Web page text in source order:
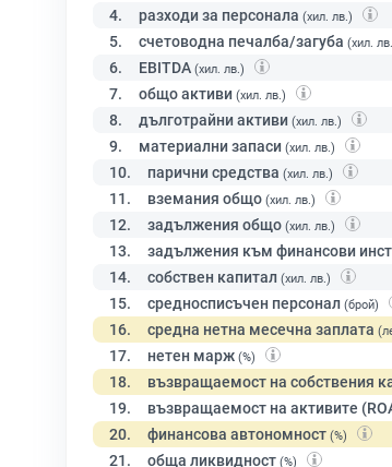
4. разходи за персонала (хил. лв.)
5. счетоводна печалба/загуба (хил.
6. EBITDA (хил. лв.)
7. общо активи (хил. лв.)
8. дълготрайни активи (хил. лв.)
9. материални запаси (хил. лв.)
10. парични средства (хил. лв.)
11. вземания общо (хил. лв.)
12. задължения общо (хил. лв.)
13. задължения към финансови
14. собствен капитал (хил. лв.)
15. средносписъчен персонал (брой)
16. средна нетна месечна заплата
17. нетен марж (%)
18. възвращаемост на собствения
19. възвращаемост на активите
20. финансова автономност (%)
21. обща ликвидност (%)